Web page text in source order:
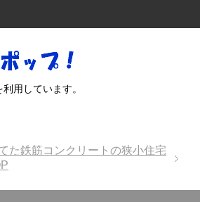
用しています。
た鉄筋コンクリートの狭小住宅